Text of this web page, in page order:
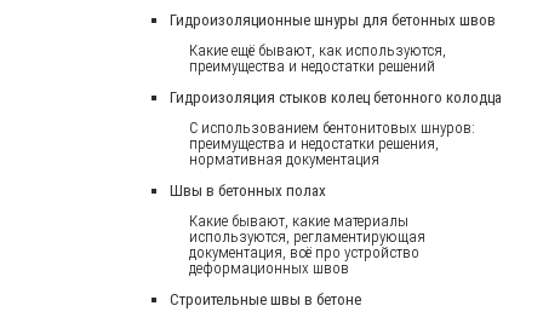
Гидроизоляционные шнуры для бетонных швов
Какие ещё бывают, как используются,
преимущества и недостатки решений
Гидроизоляция стыков колец бетонного колодца
С использованием бентонитовых шнуров:
преимущества и недостатки решения,
нормативная документация
Швы в бетонных полах
Какие бывают, какие материалы
используются, регламентирующая
документация, всё про устройство
деформационных швов
Строительные швы в бетоне